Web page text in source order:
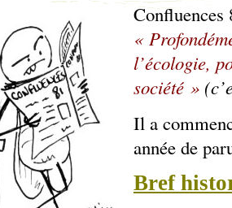
«
l’écologie,
société »
Il a
année de
Bref